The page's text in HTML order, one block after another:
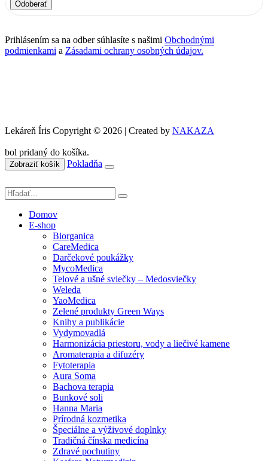
Odoberať
Prihlásením sa na odber súhlasíte s našimi Obchodnými
podmienkami a Zásadami ochrany osobných údajov.
Lekáreň Íris Copyright © 2026 | Created by NAKAZA
bol pridaný do košíka.
Zobraziť košík Pokladňa
Domov
E-shop
Biorganica
CareMedica
Darčekové poukážky
MycoMedica
Telové a ušné sviečky – Medosviečky
Weleda
YaoMedica
Zelené produkty Green Ways
Knihy a publikácie
Vydymovadlá
Harmonizácia priestoru, vody a liečivé kamene
Aromaterapia a difuzéry
Fytoterapia
Aura Soma
Bachova terapia
Bunkové soli
Hanna Maria
Prírodná kozmetika
Špeciálne a výživové doplnky
Tradičná čínska medicína
Zdravé pochutiny